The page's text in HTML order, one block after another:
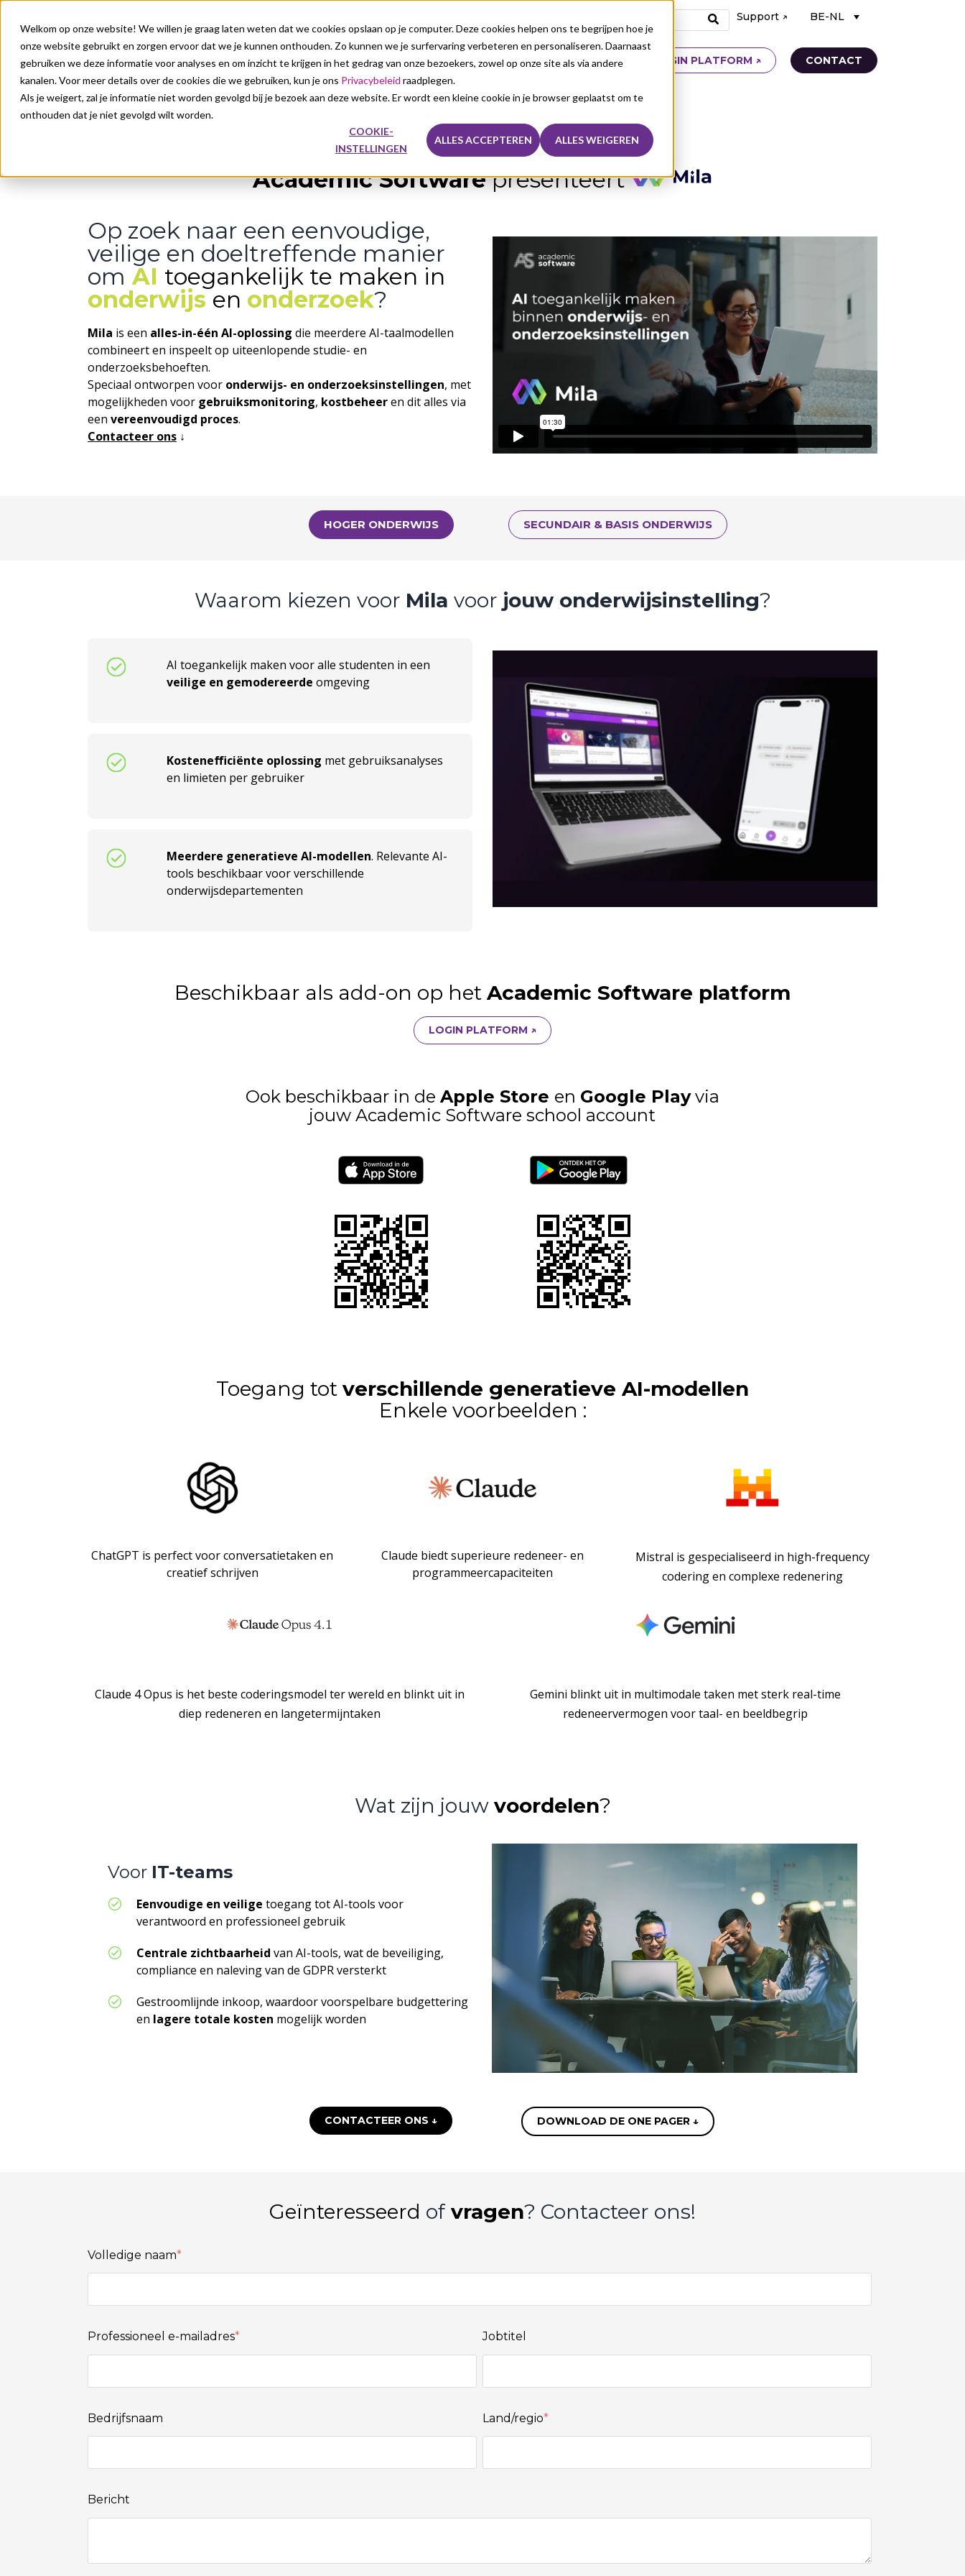
Welkom op onze website! We willen je graag laten weten dat we cookies opslaan op je computer. Deze cookies helpen ons te begrijpen hoe je
onze website gebruikt en zorgen ervoor dat we je kunnen onthouden. Zo kunnen we je surfervaring verbeteren en personaliseren. Daarnaast
gebruiken we deze informatie voor analyses en om inzicht te krijgen in het gedrag van onze bezoekers, zowel op onze site als via andere
kanalen. Voor meer details over de cookies die we gebruiken, kun je ons Privacybeleid raadplegen.
Als je weigert, zal je informatie niet worden gevolgd bij je bezoek aan deze website. Er wordt een kleine cookie in je browser geplaatst om te
onthouden dat je niet gevolgd wilt worden.
COOKIE-
INSTELLINGEN
ALLES ACCEPTEREN ALLES WEIGEREN
Support ↗ BE-NL
Onze oplossingen Voor wie Over ons Sales LOGIN PLATFORM ↗ CONTACT
Onze oplossingen Services
Academic Softwarepresenteert
Op zoek naar een eenvoudige,
veilige en doeltreffende manier
om AI toegankelijk te maken in
onderwijs en onderzoek?
Mila is een alles-in-één AI-oplossing die meerdere AI-taalmodellen
combineert en inspeelt op uiteenlopende studie- en
onderzoeksbehoeften.
Speciaal ontworpen voor onderwijs- en onderzoeksinstellingen, met
mogelijkheden voor gebruiksmonitoring, kostbeheeren dit alles via
een vereenvoudigd proces.
Contacteer ons ↓
HOGER ONDERWIJS SECUNDAIR & BASIS ONDERWIJS
Waarom kiezen voor Mila voor jouw onderwijsinstelling?
AI toegankelijk maken voor alle studenten in een
veilige en gemodereerde omgeving
Kostenefficiënte oplossing met gebruiksanalyses
en limieten per gebruiker
Meerdere generatieve AI-modellen. Relevante AI-
tools beschikbaar voor verschillende
onderwijsdepartementen
Beschikbaar als add-on op het Academic Software platform
LOGIN PLATFORM ↗
Ook beschikbaar in de Apple Store en Google Playvia
jouw Academic Software school account
Toegang tot verschillende generatieve AI-modellen
Enkele voorbeelden :
ChatGPT is perfect voor conversatietaken en
creatief schrijven
Claude biedt superieure redeneer- en
programmeercapaciteiten
Mistral is gespecialiseerd in high-frequency
codering en complexe redenering
Claude 4 Opus is het beste coderingsmodel ter wereld en blinkt uit in
diep redeneren en langetermijntaken
Gemini blinkt uit in multimodale taken met sterk real-time
redeneervermogen voor taal- en beeldbegrip
Wat zijn jouw voordelen?
Voor IT-teams
Eenvoudige en veilige toegang tot AI-tools voor
verantwoord en professioneel gebruik
Centrale zichtbaarheid van AI-tools, wat de beveiliging,
compliance en naleving van de GDPR versterkt
Gestroomlijnde inkoop, waardoor voorspelbare budgettering
en lagere totale kosten mogelijk worden
CONTACTEER ONS ↓ DOWNLOAD DE ONE PAGER ↓
Geïnteresseerd of vragen? Contacteer ons!
Volledige naam*
Professioneel e-mailadres* Jobtitel
Bedrijfsnaam Land/regio*
Bericht